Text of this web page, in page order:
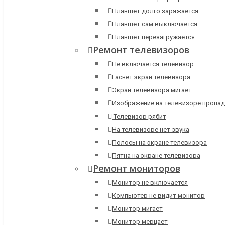
Планшет долго заряжается
Планшет сам выключается
Планшет перезагружается
Ремонт телевизоров
Не включается телевизор
Гаснет экран телевизора
Экран телевизора мигает
Изображение на телевизоре
Телевизор рябит
На телевизоре нет звука
Полосы на экране телевизора
Пятна на экране телевизора
Ремонт мониторов
Монитор не включается
Компьютер не видит монитор
Монитор мигает
Монитор мерцает